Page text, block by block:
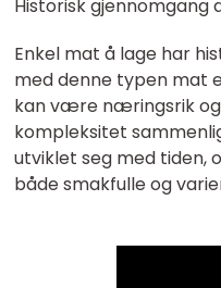
Historisk gjennomgang
Enkel mat å lage har
med denne typen mat
kan være næringsrik og
kompleksitet
utviklet seg med tiden,
både smakfulle og